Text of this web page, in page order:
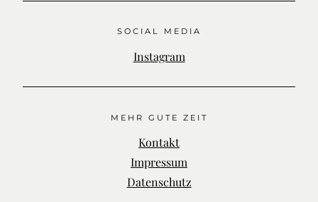
SOCIAL MEDIA
Instagram
MEHR GUTE ZEIT
Kontakt
Impressum
Datenschutz